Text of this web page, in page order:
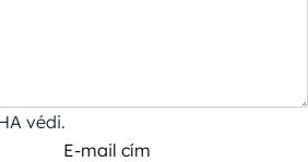
védi.
E-mail cím